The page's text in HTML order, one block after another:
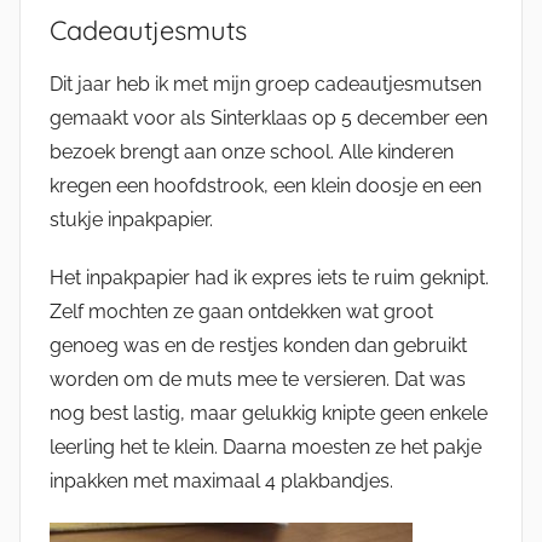
Cadeautjesmuts
Dit jaar heb ik met mijn groep cadeautjesmutsen
gemaakt voor als Sinterklaas op 5 december een
bezoek brengt aan onze school. Alle kinderen
kregen een hoofdstrook, een klein doosje en een
stukje inpakpapier.
Het inpakpapier had ik expres iets te ruim geknipt.
Zelf mochten ze gaan ontdekken wat groot
genoeg was en de restjes konden dan gebruikt
worden om de muts mee te versieren. Dat was
nog best lastig, maar gelukkig knipte geen enkele
leerling het te klein. Daarna moesten ze het pakje
inpakken met maximaal 4 plakbandjes.